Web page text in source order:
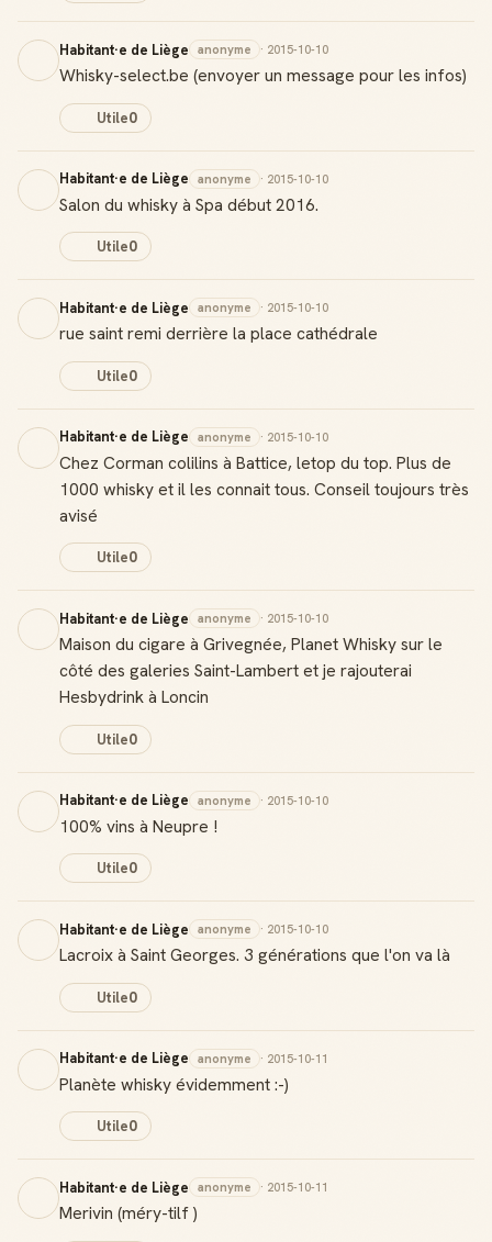
Habitant·e de Liège anonyme · 2015-10-10
Whisky-select.be (envoyer un message pour les infos)
Utile0
Habitant·e de Liège anonyme · 2015-10-10
Salon du whisky à Spa début 2016.
Utile0
Habitant·e de Liège anonyme · 2015-10-10
rue saint remi derrière la place cathédrale
Utile0
Habitant·e de Liège anonyme · 2015-10-10
Chez Corman colilins à Battice, letop du top. Plus de
1000 whisky et il les connait tous. Conseil toujours très
avisé
Utile0
Habitant·e de Liège anonyme · 2015-10-10
Maison du cigare à Grivegnée, Planet Whisky sur le
côté des galeries Saint-Lambert et je rajouterai
Hesbydrink à Loncin
Utile0
Habitant·e de Liège anonyme · 2015-10-10
100% vins à Neupre !
Utile0
Habitant·e de Liège anonyme · 2015-10-10
Lacroix à Saint Georges. 3 générations que l'on va là
Utile0
Habitant·e de Liège anonyme · 2015-10-11
Planète whisky évidemment :-)
Utile0
Habitant·e de Liège anonyme · 2015-10-11
Merivin (méry-tilf )
Créer mon compte Guide